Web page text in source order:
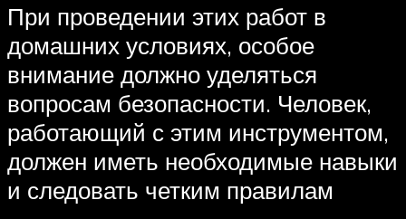
При проведении этих работ в
домашних условиях, особое
внимание должно уделяться
вопросам безопасности. Человек,
работающий с этим инструментом,
должен иметь необходимые навыки
и следовать четким правилам